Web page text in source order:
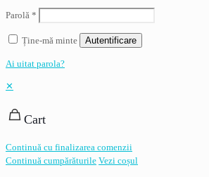
Parolă *
Ține-mă minte Autentificare
Ai uitat parola?
✕
Cart
Continuă cu finalizarea comenzii
Continuă cumpărăturile Vezi coșul